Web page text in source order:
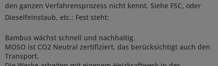
den ganzen Verfahrensprozess nicht kennt. Siehe FSC, oder
Dieselfeinstaub, etc.: Fest steht:
Bambus wächst schnell und nachhaltig.
MOSO ist CO2 Neutral zertifiziert, das berücksichtigt auch den
Transport.